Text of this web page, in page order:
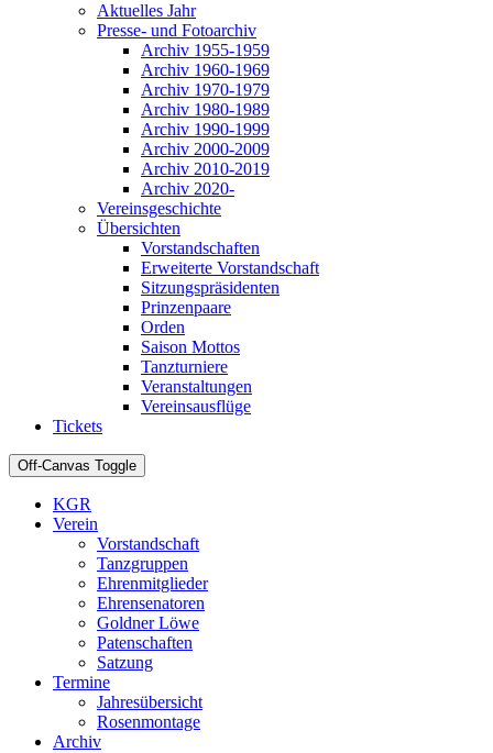
Aktuelles Jahr
Presse- und Fotoarchiv
Archiv 1955-1959
Archiv 1960-1969
Archiv 1970-1979
Archiv 1980-1989
Archiv 1990-1999
Archiv 2000-2009
Archiv 2010-2019
Archiv 2020-
Vereinsgeschichte
Übersichten
Vorstandschaften
Erweiterte Vorstandschaft
Sitzungspräsidenten
Prinzenpaare
Orden
Saison Mottos
Tanzturniere
Veranstaltungen
Vereinsausflüge
Tickets
Off-Canvas Toggle
KGR
Verein
Vorstandschaft
Tanzgruppen
Ehrenmitglieder
Ehrensenatoren
Goldner Löwe
Patenschaften
Satzung
Termine
Jahresübersicht
Rosenmontage
Archiv